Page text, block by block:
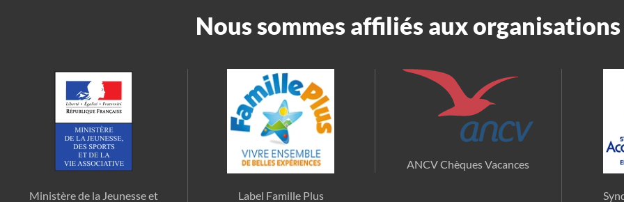
Nous sommes affiliés aux
Ministère de la Jeunesse et
Label Famille Plus
ANCV Chèques Vacances